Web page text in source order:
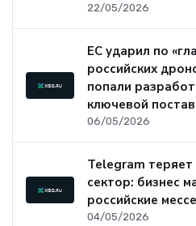
22/05/2026
ЕС ударил по
российских
попали
ключевой
06/05/2026
Telegram
сектор: бизнес
российские
04/05/2026